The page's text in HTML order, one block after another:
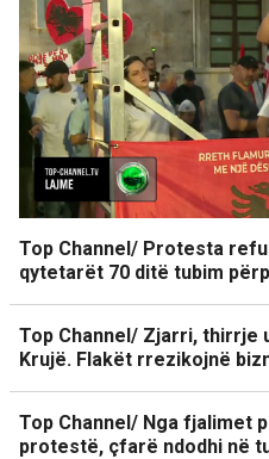
Top Channel/ Protesta
qytetarët 70 ditë tubim
Top Channel/ Zjarri, thirrje
Krujë. Flakët rrezikojnë
Top Channel/ Nga fjalimet
protestë, çfarë ndodhi në